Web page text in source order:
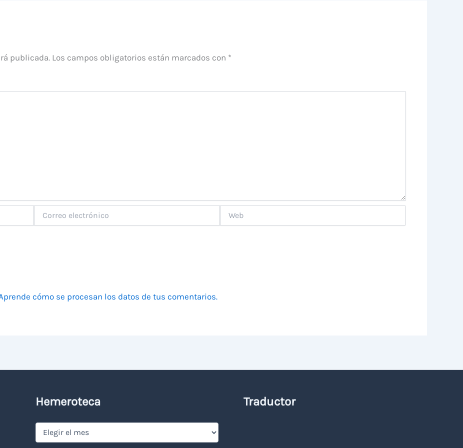
publicada. Los campos obligatorios están marcados con *
electrónico
cómo se procesan los datos de tus comentarios.
Hemeroteca
Hemeroteca
Traductor